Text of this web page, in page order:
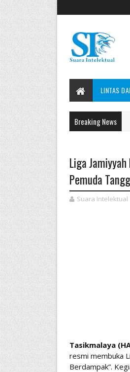
LINTAS
Breaking News
Liga
Pemuda
Suara Intelektual
Tasikmalaya
resmi membuka
Berdampak”.